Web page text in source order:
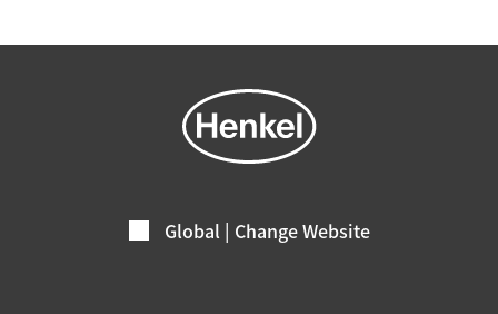
Global | Change Website